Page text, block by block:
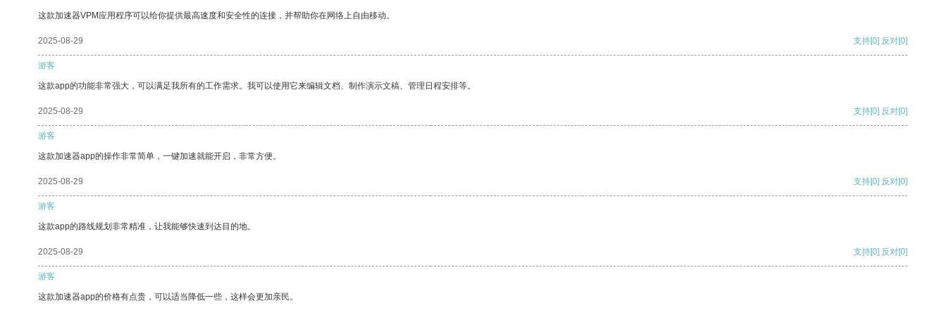
这款加速器VPM应用程序可以给你提供最高速度和安全性的连接，并帮助你在网络上自由移动。
2025-08-29 支持[0] 反对[0]
游客
这款app的功能非常强大，可以满足我所有的工作需求。我可以使用它来编辑文档、制作演示文稿、管理日程安排等。
2025-08-29 支持[0] 反对[0]
游客
这款加速器app的操作非常简单，一键加速就能开启，非常方便。
2025-08-29 支持[0] 反对[0]
游客
这款app的路线规划非常精准，让我能够快速到达目的地。
2025-08-29 支持[0] 反对[0]
游客
这款加速器app的价格有点贵，可以适当降低一些，这样会更加亲民。